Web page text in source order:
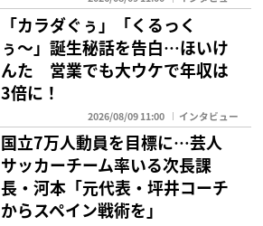
「カラダぐぅ」「くるっく
ぅ〜」誕生秘話を告白…ほいけ
んた 営業でも大ウケで年収は
3倍に！
2026/08/09 11:00 インタビュー
国立7万人動員を目標に…芸人
サッカーチーム率いる次長課
長・河本「元代表・坪井コーチ
からスペイン戦術を」